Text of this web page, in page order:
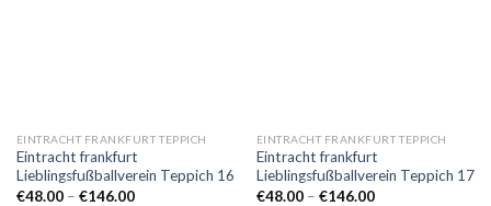
EINTRACHT FRANKFURT TEPPICH
Eintracht frankfurt
Lieblingsfußballverein Teppich 16
€48.00 – €146.00Preisspanne:
EINTRACHT FRANKFURT TEPPICH
Eintracht frankfurt
Lieblingsfußballverein Teppich 17
€48.00 – €146.00Preisspanne: